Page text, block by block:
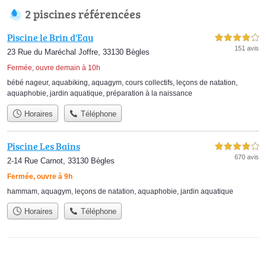
2 piscines référencées
Piscine le Brin d'Eau
23 Rue du Maréchal Joffre, 33130 Bègles
Fermée, ouvre demain à 10h
4,0 étoiles sur 5
151 avis
bébé nageur, aquabiking, aquagym, cours collectifs, leçons de natation,
aquaphobie, jardin aquatique, préparation à la naissance
Horaires Téléphone
Piscine Les Bains
2-14 Rue Carnot, 33130 Bègles
Fermée, ouvre à 9h
4,0 étoiles sur 5
670 avis
hammam aquagym leçons de natation aquaphobie jardin aquatique
Horaires Téléphone